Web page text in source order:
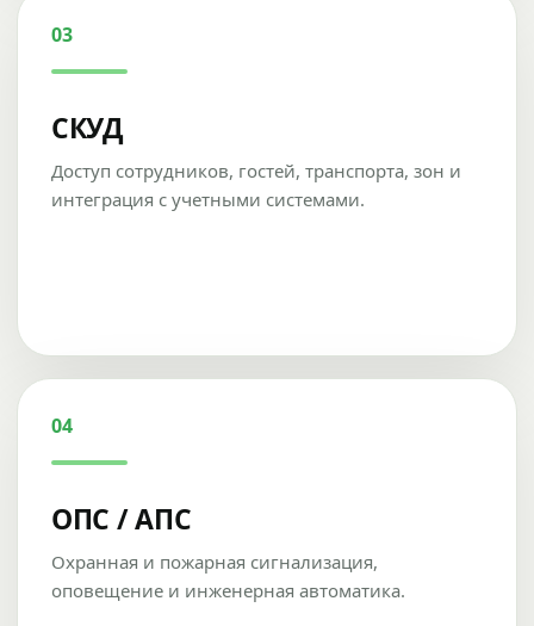
03
СКУД
Доступ сотрудников, гостей, транспорта, зон и
интеграция с учетными системами.
04
ОПС / АПС
Охранная и пожарная сигнализация,
оповещение и инженерная автоматика.